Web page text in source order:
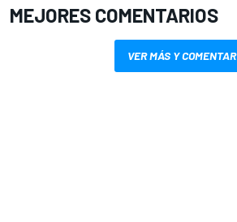
MEJORES COMENTARIOS
VER MÁS Y COMENTAR